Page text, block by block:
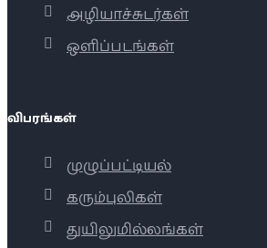
அழியாச்சுடர்கள்
ஒளிப்படங்கள்
விபரங்கள்
முழுப்பட்டியல்
கரும்புலிகள்
துயிலுமில்லங்கள்